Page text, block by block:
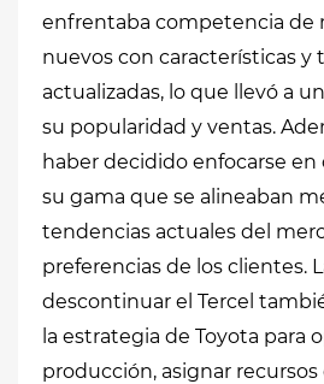
enfrentaba competencia de
nuevos con características y
actualizadas, lo que llevó a
su popularidad y ventas.
haber decidido enfocarse
su gama que se alineaban
tendencias actuales del
preferencias de los clientes.
descontinuar el Tercel
la estrategia de Toyota para
producción, asignar